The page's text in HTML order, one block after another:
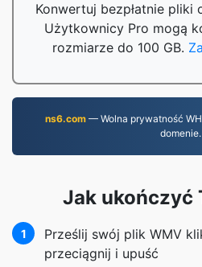
Konwertuj bezpłatnie pliki
Użytkownicy Pro mogą
rozmiarze do 100 GB.
ns6.com— Wolna prywatność
domenie.
Jak ukończyć
1
Prześlij swój plik WMV
przeciągnij i upuść